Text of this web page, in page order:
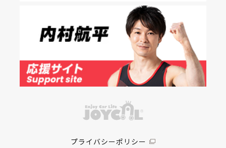
プライバシーポリシー